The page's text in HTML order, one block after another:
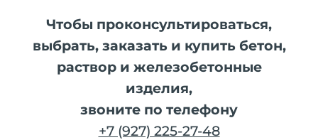
Чтобы проконсультироваться,
выбрать, заказать и купить бетон,
раствор и железобетонные
изделия,
звоните по телефону
+7 (927) 225-27-48